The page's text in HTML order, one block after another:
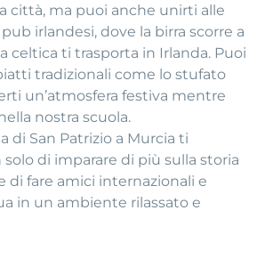
città, ma puoi anche unirti alle
irlandesi, dove la birra scorre a
celtica ti trasporta in Irlanda. Puoi
tradizionali come lo stufato
un’atmosfera festiva mentre
nostra scuola.
di San Patrizio a Murcia ti
di imparare di più sulla storia
di fare amici internazionali e
in un ambiente rilassato e